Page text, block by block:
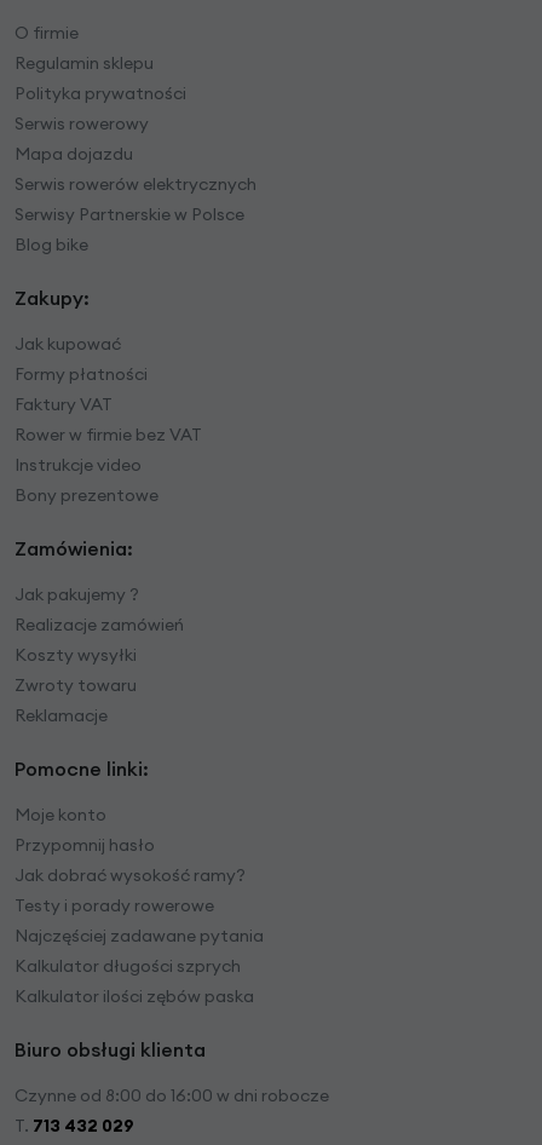
O firmie
Regulamin sklepu
Polityka prywatności
Serwis rowerowy
Mapa dojazdu
Serwis rowerów elektrycznych
Serwisy Partnerskie w Polsce
Blog bike
Zakupy:
Jak kupować
Formy płatności
Faktury VAT
Rower w firmie bez VAT
Instrukcje video
Bony prezentowe
Zamówienia:
Jak pakujemy ?
Realizacje zamówień
Koszty wysyłki
Zwroty towaru
Reklamacje
Pomocne linki:
Moje konto
Przypomnij hasło
Jak dobrać wysokość ramy?
Testy i porady rowerowe
Najczęściej zadawane pytania
Kalkulator długości szprych
Kalkulator ilości zębów paska
Biuro obsługi klienta
Czynne od 8:00 do 16:00 w dni robocze
T. 713 432 029